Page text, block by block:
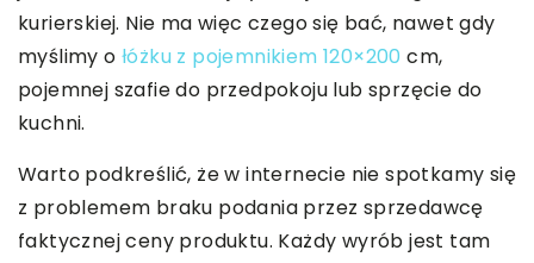
kurierskiej. Nie ma więc czego się bać, nawet gdy
myślimy ołóżku z pojemnikiem 120×200 cm,
pojemnej szafie do przedpokoju lub sprzęcie do
kuchni.
Warto podkreślić, że w internecie nie spotkamy się
z problemem braku podania przez sprzedawcę
faktycznej ceny produktu. Każdy wyrób jest tam